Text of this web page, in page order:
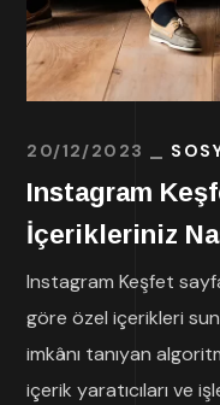
20/12/2023
Instagram
İçerikleriniz
Instagram Keşfet
göre özel içerikleri
imkânı tanıyan
içerik yaratıcıları ve